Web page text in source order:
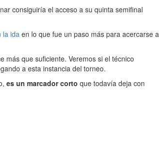
consiguiría el acceso a su quinta semifinal
la ida en lo que fue un paso más para acercarse a
más que suficiente. Veremos si el técnico
a esta instancia del torneo.
es un marcador corto que todavía deja con